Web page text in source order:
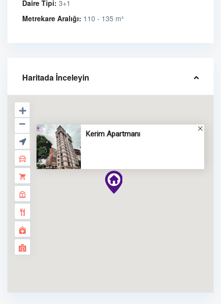
Daire Tipi: 3+1
Metrekare Aralığı: 110 - 135 m²
Haritada İnceleyin
Kerim Apartmanı